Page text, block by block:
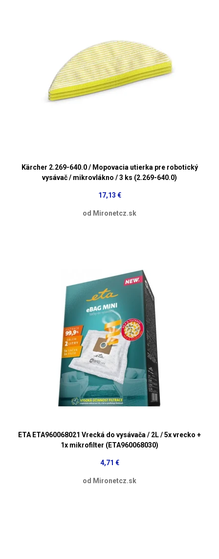
Kärcher 2.269-640.0 / Mopovacia utierka pre robotický
vysávač / mikrovlákno / 3 ks (2.269-640.0)
17,13 €
od Mironetcz.sk
ETA ETA960068021 Vrecká do vysávača / 2L / 5x vrecko +
1x mikrofilter (ETA960068030)
4,71 €
od Mironetcz.sk